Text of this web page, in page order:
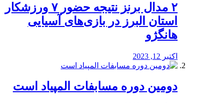
۲ مدال برنز نتیجه حضور ۷ ورزشکار
استان البرز در بازی‌های آسیایی
هانگژو
اکتبر 12, 2023
دومین دوره مسابفات المپیاد است